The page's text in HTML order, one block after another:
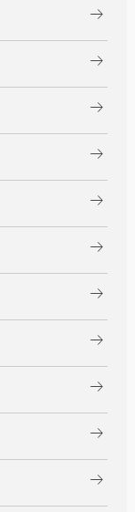
arrow_right_alt
arrow_right_alt
arrow_right_alt
arrow_right_alt
arrow_right_alt
arrow_right_alt
arrow_right_alt
arrow_right_alt
arrow_right_alt
arrow_right_alt
arrow_right_alt